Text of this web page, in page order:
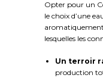
Opter pour un
le choix d’une
lesquelles les
Un terroir
production